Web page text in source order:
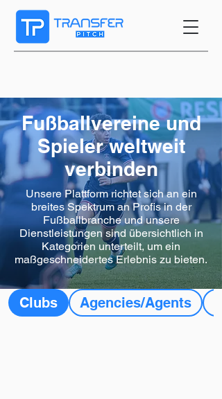
Fußballvereine und
Spieler weltweit
verbinden
Unsere Plattform richtet sich an ein
breites Spektrum an Profis in der
Fußballbranche und unsere
Dienstleistungen sind übersichtlich in
Kategorien unterteilt, um ein
maßgeschneidertes Erlebnis zu bieten.
Clubs Agencies/Agents